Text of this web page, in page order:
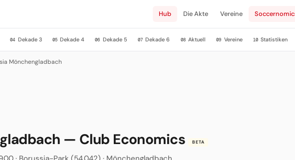
Hub Die Akte Vereine
04 Dekade 3 05 Dekade 4 06 Dekade 5 07 Dekade 6 08 Aktuell 09 Vereine 10 Statistiken
Mönchengladbach
— Club Economics BETA